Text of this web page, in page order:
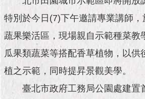
政
公
告
施
政
特別於今日(7)下午邀請專業講師
蔬果樂活區，現場親自示範種菜教
瓜果類蔬菜等搭配香草植物，以供
植之示範，同時提昇景觀美學。
臺北市政府工務局公園處建置